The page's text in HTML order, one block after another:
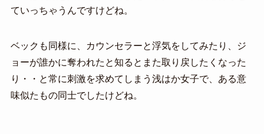
ていっちゃうんですけどね。
ベックも同様に、カウンセラーと浮気をしてみたり、ジ
ョーが誰かに奪われたと知るとまた取り戻したくなった
り・・と常に刺激を求めてしまう浅はか女子で、ある意
味似たもの同士でしたけどね。